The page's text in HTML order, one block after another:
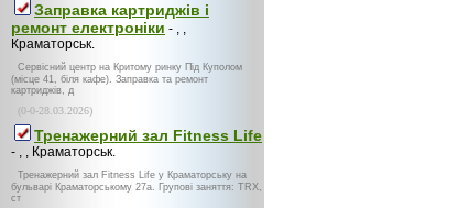
Заправка картриджів і
ремонт електроніки - , ,
Краматорськ.
Сервісний центр на Критому ринку Під Куполом
(місце 41, біля кафе). Заправка та ремонт
картриджів, д
(0-0-28.03.2026)
Тренажерний зал Fitness Life
- , , Краматорськ.
Тренажерний зал Fitness Life у Краматорську на
бульварі Краматорському 27а. Групові заняття: TRX,
ст